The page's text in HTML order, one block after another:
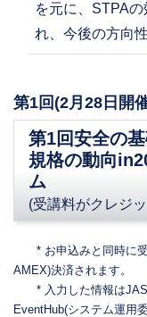
を元に、STPA
れ、今後の方向
第1回(2月28日開
第1回安全の
規格の動向
ム
(受講料がクレジ
* お申込みと同時に受
AMEX)決済されます。
* 入力した情報は
EventHub(システム運用